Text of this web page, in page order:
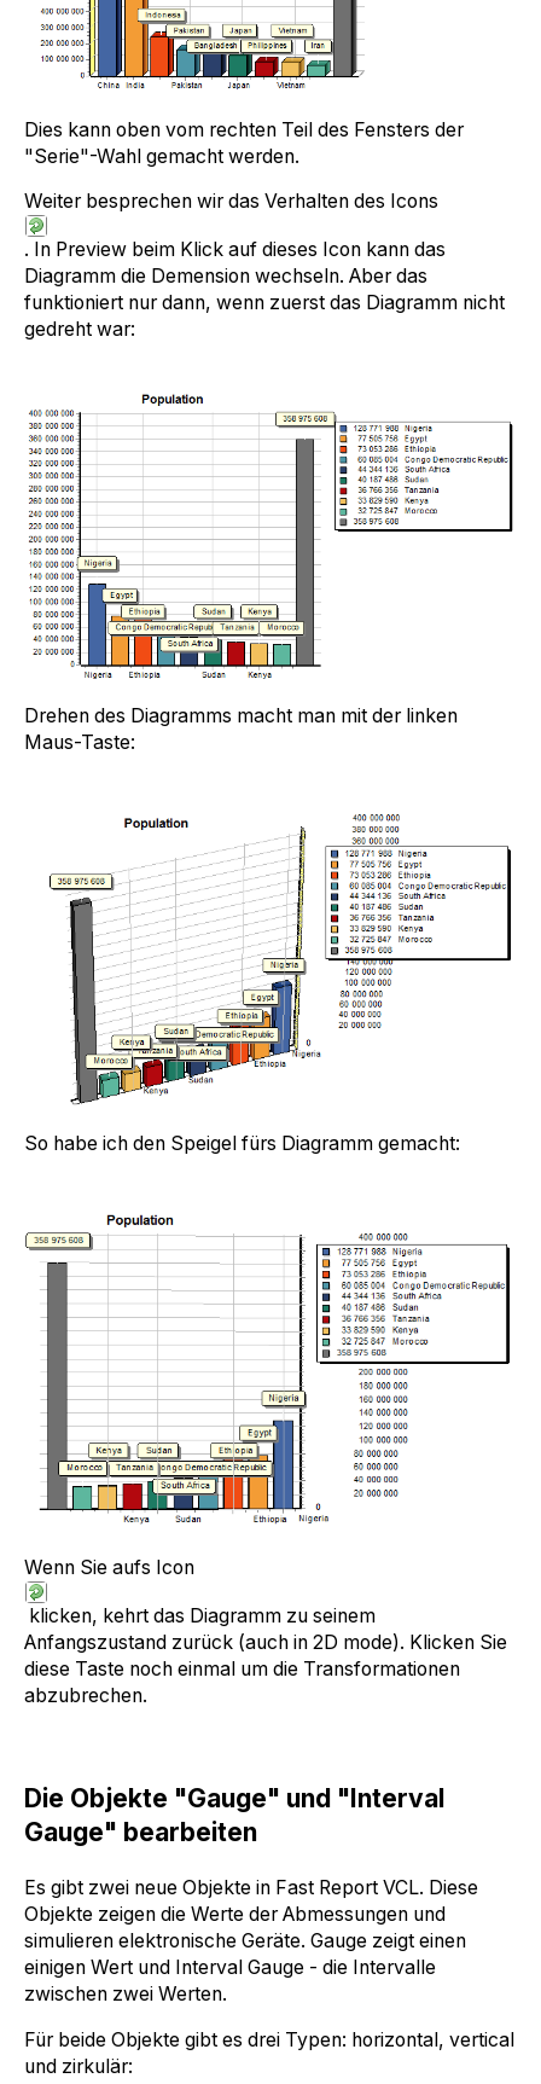
Dies kann oben vom rechten Teil des Fensters der
"Serie"-Wahl gemacht werden.
Weiter besprechen wir das Verhalten des Icons
. In Preview beim Klick auf dieses Icon kann das
Diagramm die Demension wechseln. Aber das
funktioniert nur dann, wenn zuerst das Diagramm nicht
gedreht war:
Drehen des Diagramms macht man mit der linken
Maus-Taste:
So habe ich den Speigel fürs Diagramm gemacht:
Wenn Sie aufs Icon
klicken, kehrt das Diagramm zu seinem
Anfangszustand zurück (auch in 2D mode). Klicken Sie
diese Taste noch einmal um die Transformationen
abzubrechen.
Die Objekte "Gauge" und "Interval
Gauge" bearbeiten
Es gibt zwei neue Objekte in Fast Report VCL. Diese
Objekte zeigen die Werte der Abmessungen und
simulieren elektronische Geräte. Gauge zeigt einen
einigen Wert und Interval Gauge - die Intervalle
zwischen zwei Werten.
Für beide Objekte gibt es drei Typen: horizontal, vertical
und zirkulär: